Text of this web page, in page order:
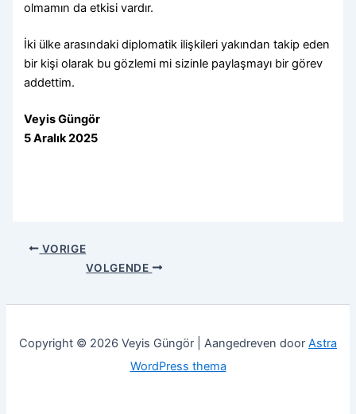
olmamın da etkisi vardır.
İki ülke arasındaki diplomatik ilişkileri yakından takip eden
bir kişi olarak bu gözlemi mi sizinle paylaşmayı bir görev
addettim.
Veyis Güngör
5 Aralık 2025
VORIGE
VOLGENDE
Copyright © 2026 Veyis Güngör | Aangedreven door Astra
WordPress thema